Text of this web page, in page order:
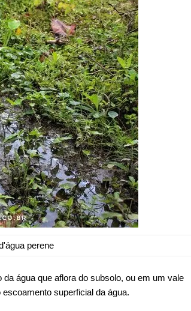
perene
água que aflora do subsolo, ou em um vale
superficial da água.